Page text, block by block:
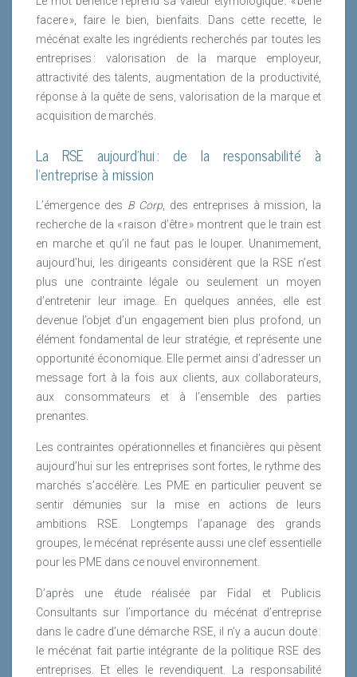
facere », faire le bien, bienfaits. Dans cette recette, le
mécénat exalte les ingrédients recherchés par toutes les
entreprises : valorisation de la marque employeur,
attractivité des talents, augmentation de la productivité,
réponse à la quête de sens, valorisation de la marque et
acquisition de marchés.
La RSE aujourd’hui : de la responsabilité à
l’entreprise à mission
L’émergence des B Corp , des entreprises à mission, la
recherche de la « raison d’être » montrent que le train est
en marche et qu’il ne faut pas le louper. Unanimement,
aujourd’hui, les dirigeants considèrent que la RSE n’est
plus une contrainte légale ou seulement un moyen
d’entretenir leur image. En quelques années, elle est
devenue l’objet d’un engagement bien plus profond, un
élément fondamental de leur stratégie, et représente une
opportunité économique. Elle permet ainsi d’adresser un
message fort à la fois aux clients, aux collaborateurs,
aux consommateurs et à l’ensemble des parties
prenantes.
Les contraintes opérationnelles et financières qui pèsent
aujourd’hui sur les entreprises sont fortes, le rythme des
marchés s’accélère. Les PME en particulier peuvent se
sentir démunies sur la mise en actions de leurs
ambitions RSE. Longtemps l’apanage des grands
groupes, le mécénat représente aussi une clef essentielle
pour les PME dans ce nouvel environnement.
D’après une étude réalisée par Fidal et Publicis
Consultants sur l’importance du mécénat d’entreprise
dans le cadre d’une démarche RSE, il n’y a aucun doute :
le mécénat fait partie intégrante de la politique RSE des
entreprises. Et elles le revendiquent. La responsabilité